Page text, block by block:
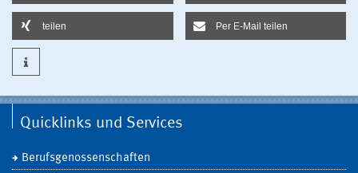
teilen Per E-Mail teilen
Quicklinks und Services
Berufsgenossenschaften